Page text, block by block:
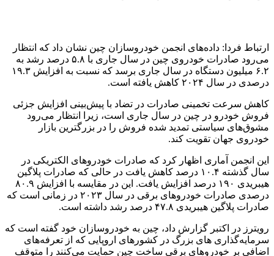
ارتباط فردا: داده‌های انجمن خودروسازان چین نشان داد که انتظار
می‌رود صادرات خودروی چین در سال جاری با ۵.۸ درصد رشد به
۶.۲ میلیون دستگاه در سال جاری برسد که نسبت به افزایش ۱۹.۳
درصدی در سال ۲۰۲۴ کاهش یافته است.
کاهش سرعت تخمینی صادرات در تضاد با پیش‌بینی افزایش جزئی
فروش خودرو در چین در سال جاری است، زیرا انتظار می‌رود
مشوق‌های سیاستی تمدید شده فروش را در بزرگترین بازار
خودروی جهان تقویت کند.
این انجمن آماری اظهار کرد که صادرات خودروهای الکتریکی در
سال گذشته ۱۰.۴ درصد کاهش یافت در حالی که صادرات پلاگین
هیبریدی ۱۹۰ درصد افزایش یافت. این در مقایسه با افزایش ۸۰.۹
درصدی صادرات خودروهای برقی در سال ۲۰۲۳ در زمانی است که
صادرات پلاگین هیبریدی ۴۷.۸ درصد رشد داشته است.
رویترز در اکتبر گزارش داد، چین به خودروسازان خود گفته است که
سرمایه‌گذاری های بزرگ در کشورهای اروپایی که از تعرفه‌های
اضافی بر خودروهای برقی ساخت چین حمایت می‌کنند را متوقف